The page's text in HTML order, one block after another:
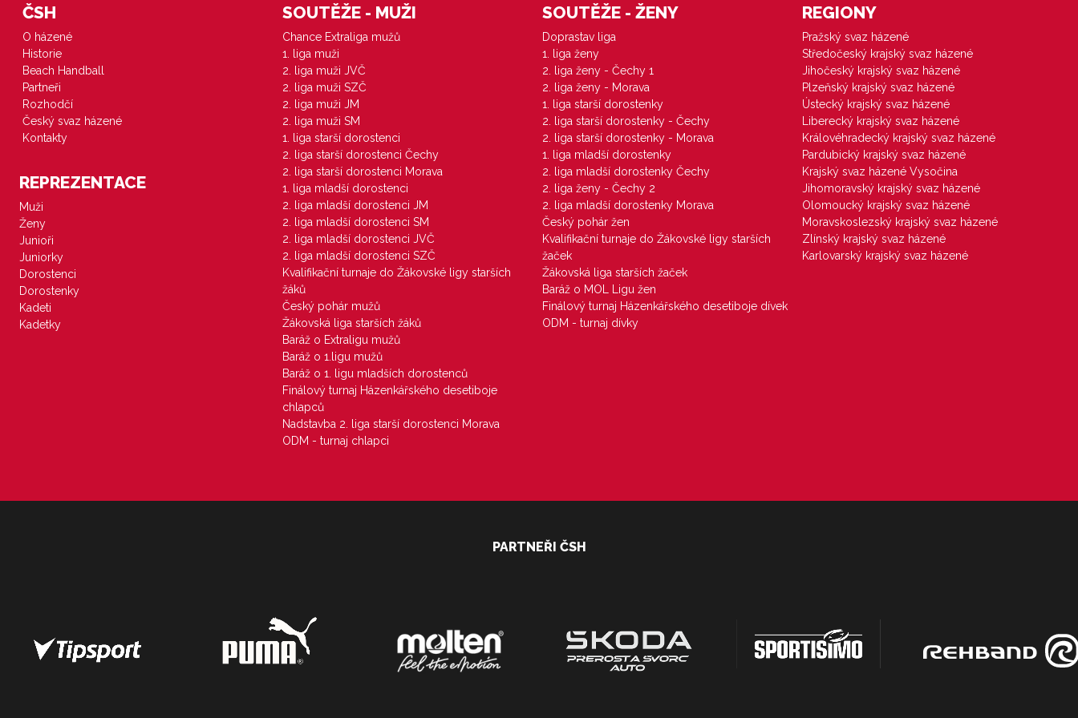
ČSH
O házené
Historie
Beach Handball
Partneři
Rozhodčí
Český svaz házené
Kontakty
REPREZENTACE
Muži
Ženy
Junioři
Juniorky
Dorostenci
Dorostenky
Kadeti
Kadetky
SOUTĚŽE - MUŽI
Chance Extraliga mužů
1. liga muži
2. liga muži JVČ
2. liga muži SZČ
2. liga muži JM
2. liga muži SM
1. liga starší dorostenci
2. liga starší dorostenci Čechy
2. liga starší dorostenci Morava
1. liga mladší dorostenci
2. liga mladší dorostenci JM
2. liga mladší dorostenci SM
2. liga mladší dorostenci JVČ
2. liga mladší dorostenci SZČ
Kvalifikační turnaje do Žákovské ligy starších
žáků
Český pohár mužů
Žákovská liga starších žáků
Baráž o Extraligu mužů
Baráž o 1.ligu mužů
Baráž o 1. ligu mladších dorostenců
Finálový turnaj Házenkářského desetiboje
chlapců
Nadstavba 2. liga starší dorostenci Morava
ODM - turnaj chlapci
SOUTĚŽE - ŽENY
Doprastav liga
1. liga ženy
2. liga ženy - Čechy 1
2. liga ženy - Morava
1. liga starší dorostenky
2. liga starší dorostenky - Čechy
2. liga starší dorostenky - Morava
1. liga mladší dorostenky
2. liga mladší dorostenky Čechy
2. liga ženy - Čechy 2
2. liga mladší dorostenky Morava
Český pohár žen
Kvalifikační turnaje do Žákovské ligy starších
žaček
Žákovská liga starších žaček
Baráž o MOL Ligu žen
Finálový turnaj Házenkářského desetiboje dívek
ODM - turnaj dívky
REGIONY
Pražský svaz házené
Středočeský krajský svaz házené
Jihočeský krajský svaz házené
Plzeňský krajský svaz házené
Ústecký krajský svaz házené
Liberecký krajský svaz házené
Královéhradecký krajský svaz házené
Pardubický krajský svaz házené
Krajský svaz házené Vysočina
Jihomoravský krajský svaz házené
Olomoucký krajský svaz házené
Moravskoslezský krajský svaz házené
Zlínský krajský svaz házené
Karlovarský krajský svaz házené
PARTNEŘI ČSH